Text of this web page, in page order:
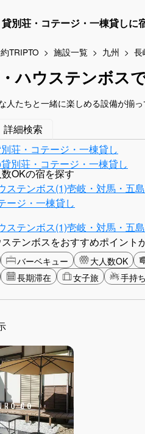
貸別荘・コテージ・一棟貸しに
TRIPTO 施設一覧 九州 長
ハウステンボス
人たちと一緒に楽しめる設備が揃
詳細検索
荘・コテージ・一棟貸し
別荘・コテージ・一棟貸し
OKの宿を探す
ステンボス(1)壱岐・対馬・五
ージ・一棟貸し
ステンボス(1)壱岐・対馬・五
テンボスをおすすめポイント
バーベキュー 大人数OK
長期滞在 女子旅 手持